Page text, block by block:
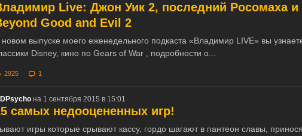
Live: Джон Уик 2, последний Росомаха и
Good and Evil 2
новом выпуске моего еженедельного подкаста «Владимир LIVE» вы
Disney, кино по Gears of War , подробности о...
2925 1
на 1 сентября 2015 в 15:01
самых недооцененных игр!
игры которые срывают кассу, гордо шагают в пантеон славы,